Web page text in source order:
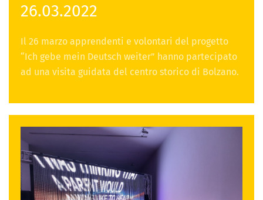
26.03.2022
Il 26 marzo apprendenti e volontari del progetto
“Ich gebe mein Deutsch weiter” hanno partecipato
ad una visita guidata del centro storico di Bolzano.